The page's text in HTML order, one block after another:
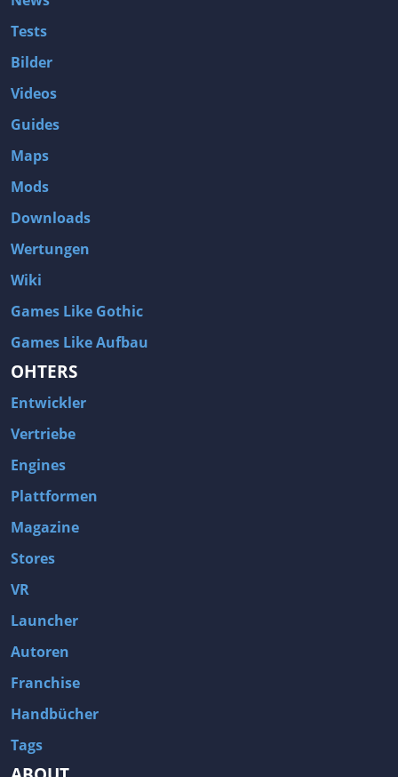
Tests
Bilder
Videos
Guides
Maps
Mods
Downloads
Wertungen
Wiki
Games Like Gothic
Games Like Aufbau
OHTERS
Entwickler
Vertriebe
Engines
Plattformen
Magazine
Stores
VR
Launcher
Autoren
Franchise
Handbücher
Tags